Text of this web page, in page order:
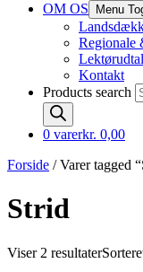
OM OS
Menu
Regionale
Kontakt
Products search
0 varerkr. 0,00
Forside / Varer tagged
Strid
Viser 2 resultater